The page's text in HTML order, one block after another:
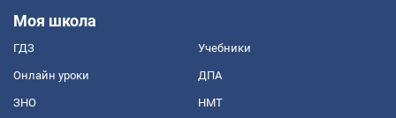
Моя школа
ГДЗ Учебники
Онлайн уроки ДПА
ЗНО НМТ